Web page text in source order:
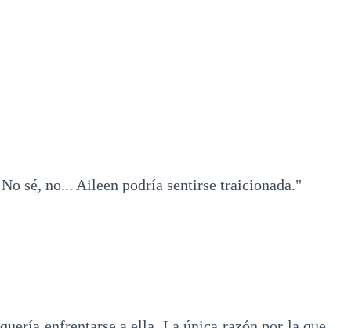
sé, no... Aileen podría sentirse traicionada."